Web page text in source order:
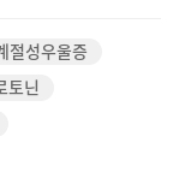
절성우울증
토닌